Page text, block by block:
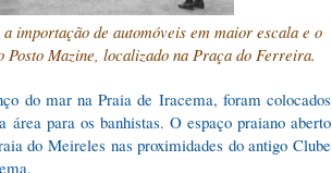
importação de automóveis em maior escala e o
Mazine, localizado na Praça do Ferreira.
do mar na Praia de Iracema, foram colocados
área para os banhistas. O espaço praiano aberto
do Meireles nas proximidades do antigo Clube